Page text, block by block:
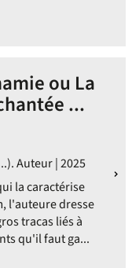
ou La
...
Auteur | 2025
la caractérise
l'auteure dresse
tracas liés à
qu'il faut ga...